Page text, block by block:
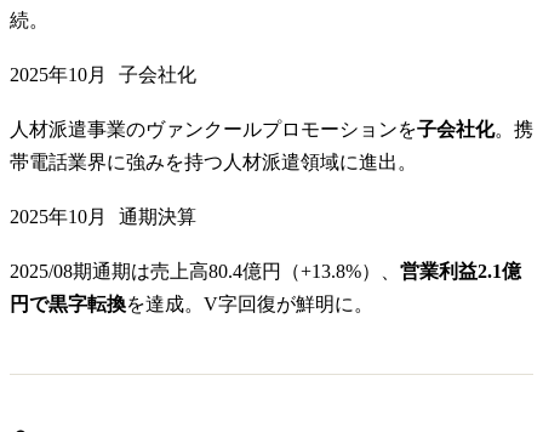
続。
2025年10月 子会社化
人材派遣事業のヴァンクールプロモーションを子会社化。携
帯電話業界に強みを持つ人材派遣領域に進出。
2025年10月 通期決算
2025/08期通期は売上高80.4億円（+13.8%）、 営業利益2.1億
円で黒字転換を達成。V字回復が鮮明に。